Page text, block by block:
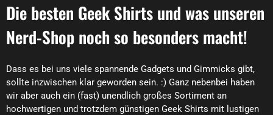
Die besten Geek Shirts und was unseren
Nerd-Shop noch so besonders macht!
Dass es bei uns viele spannende Gadgets und Gimmicks gibt,
sollte inzwischen klar geworden sein. :) Ganz nebenbei haben
wir aber auch ein (fast) unendlich großes Sortiment an
hochwertigen und trotzdem günstigen Geek Shirts mit lustigen